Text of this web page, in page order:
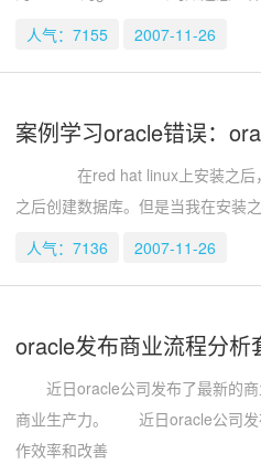
人气：7155
2007-11-26
案例学习oracle错误：
在red hat linux上安装之后，
之后创建数据库。但是当我在安
人气：7136
2007-11-26
oracle发布商业流程分析
近日oracle公司发布了最新的商
商业生产力。 近日oracle公司发
作效率和改善